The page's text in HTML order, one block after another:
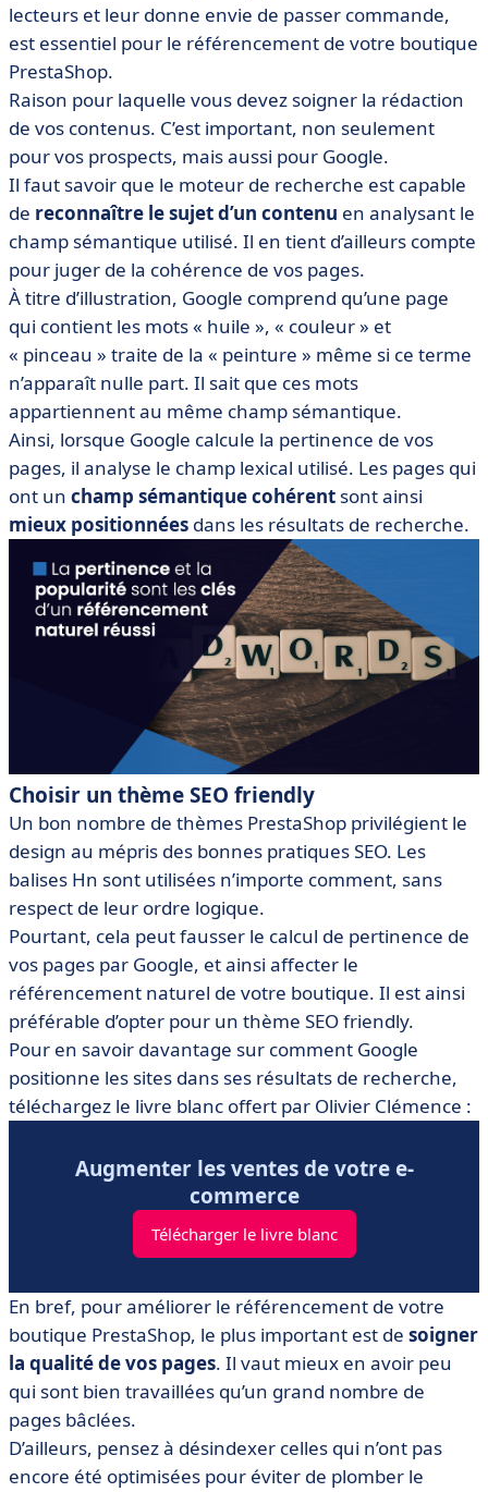
lecteurs et leur donne envie de passer commande,
est essentiel pour le référencement de votre boutique
PrestaShop.
Raison pour laquelle vous devez soigner la rédaction
de vos contenus. C’est important, non seulement
pour vos prospects, mais aussi pour Google.
Il faut savoir que le moteur de recherche est capable
de reconnaître le sujet d’un contenu en analysant le
champ sémantique utilisé. Il en tient d’ailleurs compte
pour juger de la cohérence de vos pages.
À titre d’illustration, Google comprend qu’une page
qui contient les mots « huile », « couleur » et
« pinceau » traite de la « peinture » même si ce terme
n’apparaît nulle part. Il sait que ces mots
appartiennent au même champ sémantique.
Ainsi, lorsque Google calcule la pertinence de vos
pages, il analyse le champ lexical utilisé. Les pages qui
ont un champ sémantique cohérent sont ainsi
mieux positionnées dans les résultats de recherche.
Choisir un thème SEO friendly
Un bon nombre de thèmes PrestaShop privilégient le
design au mépris des bonnes pratiques SEO. Les
balises Hn sont utilisées n’importe comment, sans
respect de leur ordre logique.
Pourtant, cela peut fausser le calcul de pertinence de
vos pages par Google, et ainsi affecter le
référencement naturel de votre boutique. Il est ainsi
préférable d’opter pour un thème SEO friendly.
Pour en savoir davantage sur comment Google
positionne les sites dans ses résultats de recherche,
téléchargez le livre blanc offert par Olivier Clémence :
Augmenter les ventes de votre e-
commerce
Télécharger le livre blanc
En bref, pour améliorer le référencement de votre
boutique PrestaShop, le plus important est de soigner
la qualité de vos pages. Il vaut mieux en avoir peu
qui sont bien travaillées qu’un grand nombre de
pages bâclées.
D’ailleurs, pensez à désindexer celles qui n’ont pas
encore été optimisées pour éviter de plomber le